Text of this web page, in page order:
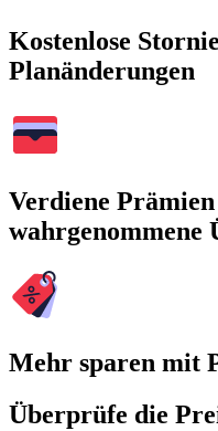
Kostenlose
Planänderungen
Verdiene
wahrgenommene
Mehr sparen mit
Überprüfe die